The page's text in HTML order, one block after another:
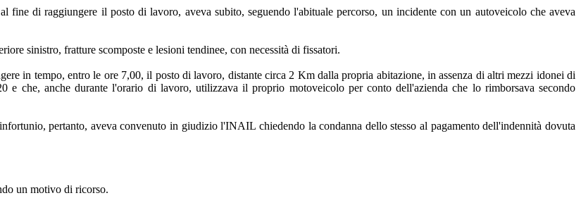
di raggiungere il posto di lavoro, aveva subito, seguendo l'abituale percorso, un incidente con un autoveicolo che aveva
sinistro, fratture scomposte e lesioni tendinee, con necessità di fissatori.
in tempo, entro le ore 7,00, il posto di lavoro, distante circa 2 Km dalla propria abitazione, in assenza di altri mezzi idonei di
e che, anche durante l'orario di lavoro, utilizzava il proprio motoveicolo per conto dell'azienda che lo rimborsava secondo
pertanto, aveva convenuto in giudizio l'INAIL chiedendo la condanna dello stesso al pagamento dell'indennità dovuta
un motivo di ricorso.